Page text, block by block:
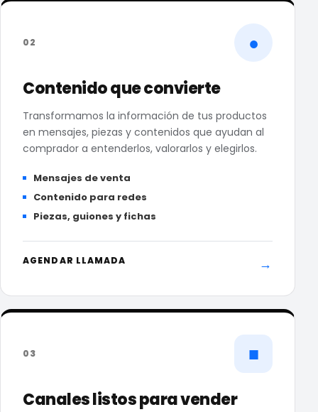
02 ●
Contenido que convierte
Transformamos la información de tus productos
en mensajes, piezas y contenidos que ayudan al
comprador a entenderlos, valorarlos y elegirlos.
Mensajes de venta
Contenido para redes
Piezas, guiones y fichas
AGENDAR LLAMADA →
03 ■
Canales listos para vender